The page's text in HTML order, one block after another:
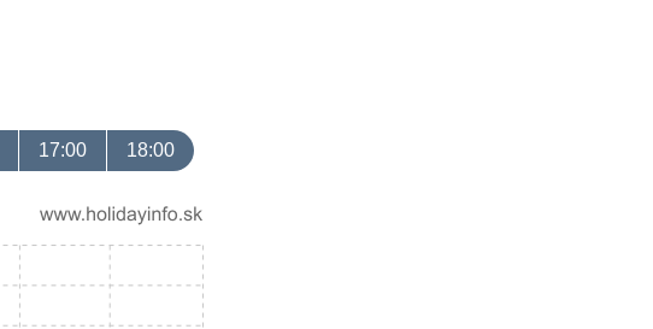
17:00 18:00